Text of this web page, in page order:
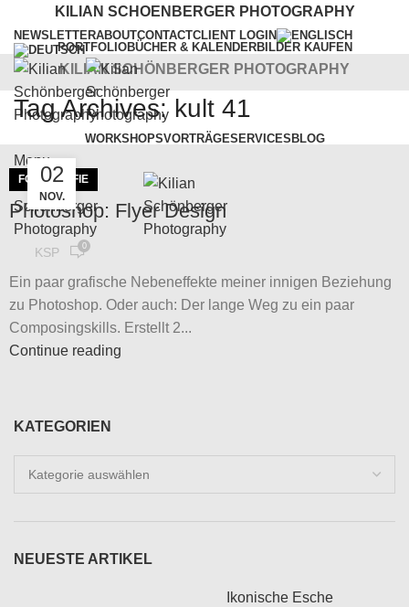
KILIAN SCHOENBERGER PHOTOGRAPHY
NEWSLETTERABOUTCONTACTCLIENT LOGIN
KILIAN SCHÖNBERGER PHOTOGRAPHY
PORTFOLIOBÜCHER & KALENDERBILDER KAUFEN
WORKSHOPSVORTRÄGESERVICES BLOG
Menu
Tag Archives: kult 41
02
NOV.
FOTOGRAFIE
Photoshop: Flyer Design
KSP 0
Ein paar grafische Nebeneffekte meiner innigen Beziehung
zu Photoshop. Oder auch: Der lange Weg zu ein paar
Composingskills. Erstellt 2...
Continue reading
KATEGORIEN
Kategorien
NEUESTE ARTIKEL
Ikonische Esche